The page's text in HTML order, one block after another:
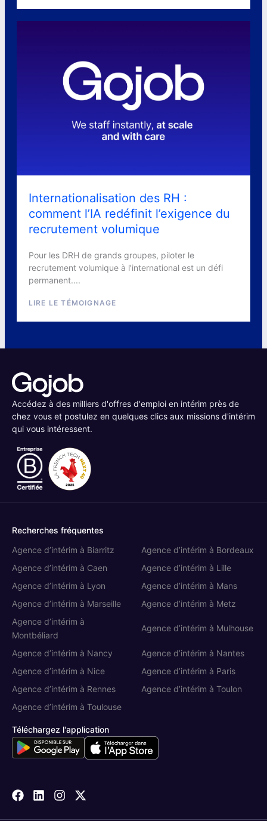
Internationalisation des RH :
comment l’IA redéfinit l’exigence du
recrutement volumique
Pour les DRH de grands groupes, piloter le
recrutement volumique à l’international est un défi
permanent....
LIRE LE TÉMOIGNAGE
Accédez à des milliers d'offres d'emploi en intérim près de
chez vous et postulez en quelques clics aux missions d'intérim
qui vous intéressent.
Recherches fréquentes
Agence d’intérim à Biarritz
Agence d’intérim à Bordeaux
Agence d’intérim à Caen
Agence d’intérim à Lille
Agence d’intérim à Lyon
Agence d’intérim à Mans
Agence d’intérim à Marseille
Agence d’intérim à Metz
Agence d’intérim à
Montbéliard
Agence d’intérim à Mulhouse
Agence d’intérim à Nancy
Agence d’intérim à Nantes
Agence d’intérim à Nice
Agence d’intérim à Paris
Agence d’intérim à Rennes
Agence d’intérim à Toulon
Agence d’intérim à Toulouse
Téléchargez l'application